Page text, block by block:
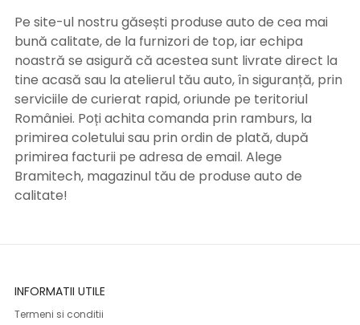
Pe site-ul nostru găsești produse auto de cea mai
bună calitate, de la furnizori de top, iar echipa
noastră se asigură că acestea sunt livrate direct la
tine acasă sau la atelierul tău auto, în siguranță, prin
serviciile de curierat rapid, oriunde pe teritoriul
României. Poți achita comanda prin ramburs, la
primirea coletului sau prin ordin de plată, după
primirea facturii pe adresa de email. Alege
Bramitech, magazinul tău de produse auto de
calitate!
INFORMATII UTILE
Termeni si conditii